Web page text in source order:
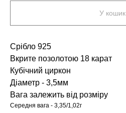
У кошик
Срібло 925
Вкрите позолотою 18 карат
Кубічний циркон
Діаметр - 3,5мм
Вага залежить від розміру
Середня вага - 3,35/1,02г